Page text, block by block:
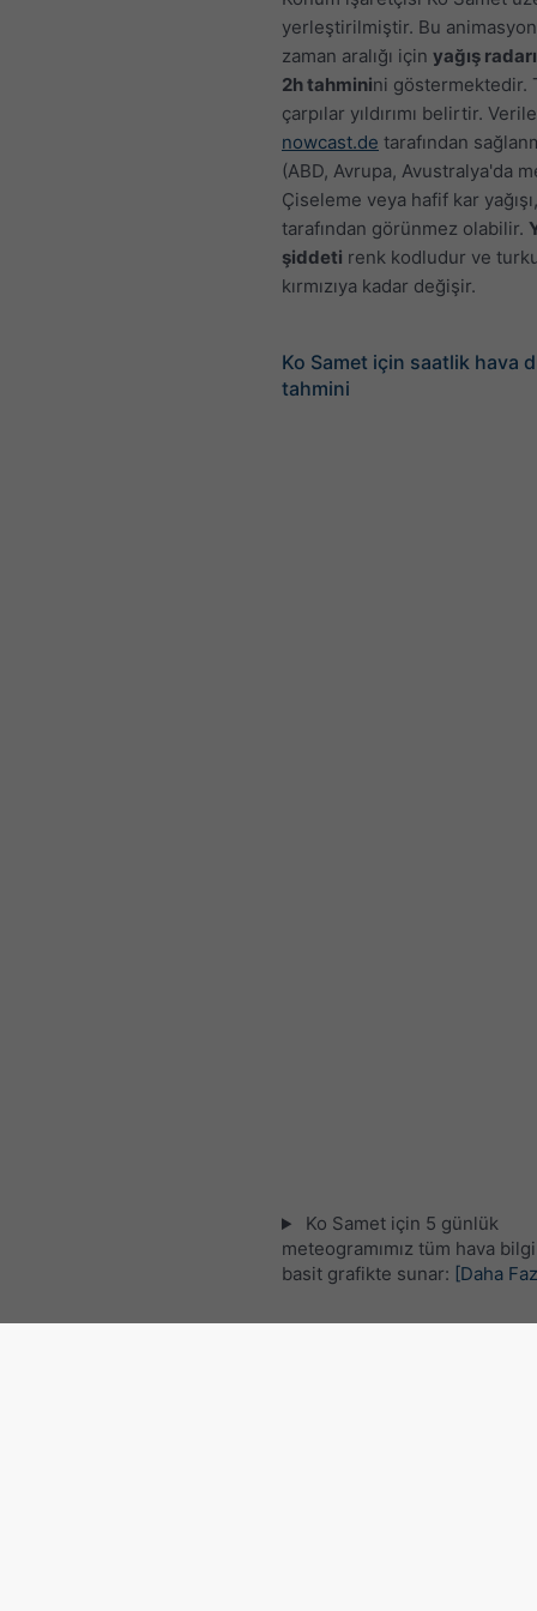
yerleştirilmiştir. Bu
zaman aralığı için yağış radarı
2h tahminini göstermektedir.
çarpılar yıldırımı belirtir.
nowcast.de tarafından
(ABD, Avrupa, Avustralya'da
Çiseleme veya hafif kar
tarafından görünmez olabilir.
şiddeti renk kodludur ve
kırmızıya kadar değişir.
Ko Samet için saatlik hava
tahmini
Ko Samet için 5 günlük
meteogramımız tüm hava
basit grafikte sunar: [Daha